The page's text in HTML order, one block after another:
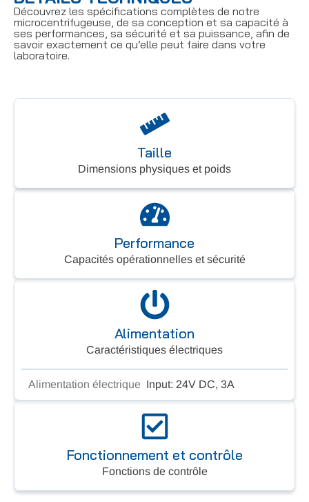
Découvrez les spécifications complètes de notre
microcentrifugeuse, de sa conception et sa capacité à
ses performances, sa sécurité et sa puissance, afin de
savoir exactement ce qu’elle peut faire dans votre
laboratoire.
Performance
Capacités opérationnelles et sécurité
Taille
Dimensions physiques et poids
Alimentation
Caractéristiques électriques
Alimentation électrique Input: 24V DC, 3A
Fonctionnement et contrôle
Fonctions de contrôle